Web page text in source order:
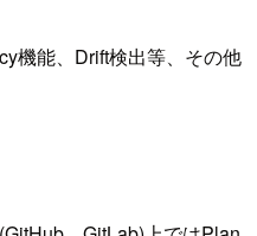
機能、Drift検出等、その他